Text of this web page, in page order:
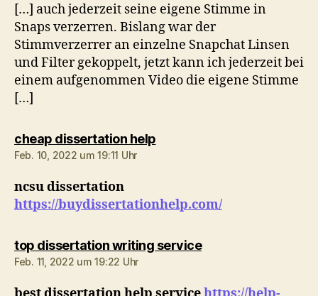
[…] auch jederzeit seine eigene Stimme in
Snaps verzerren. Bislang war der
Stimmverzerrer an einzelne Snapchat Linsen
und Filter gekoppelt, jetzt kann ich jederzeit bei
einem aufgenommen Video die eigene Stimme
[…]
cheap dissertation helpsagt:
Feb. 10, 2022 um 19:11 Uhr
ncsu dissertation
https://buydissertationhelp.com/
top dissertation writing servicesagt:
Feb. 11, 2022 um 19:22 Uhr